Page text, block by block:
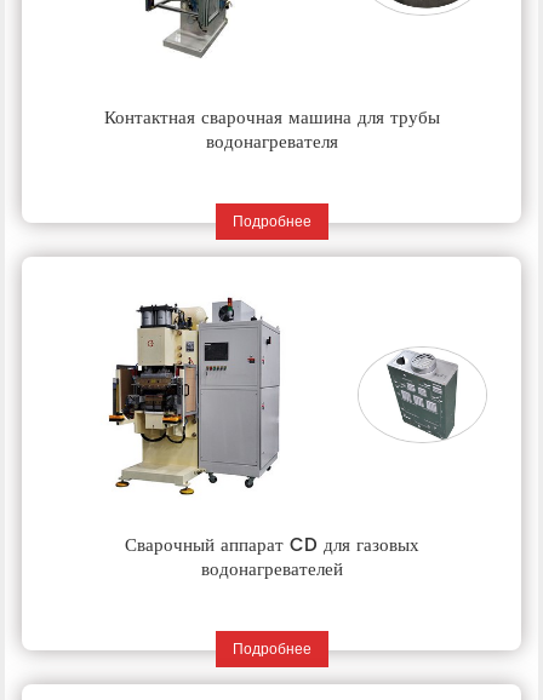
Контактная сварочная машина для трубы
водонагревателя
Подробнее
Сварочный аппарат CD для газовых
водонагревателей
Подробнее